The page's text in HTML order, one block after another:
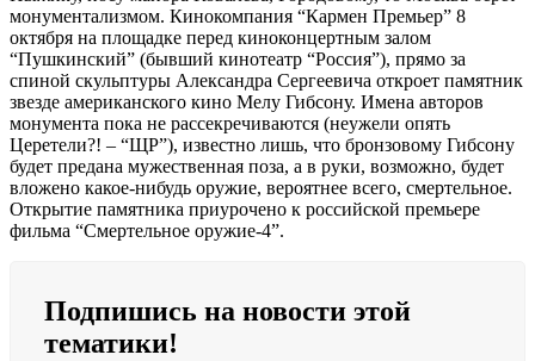
монументализмом. Кинокомпания “Кармен Премьер” 8
октября на площадке перед киноконцертным залом
“Пушкинский” (бывший кинотеатр “Россия”), прямо за
спиной скульптуры Александра Сергеевича откроет памятник
звезде американского кино Мелу Гибсону. Имена авторов
монумента пока не рассекречиваются (неужели опять
Церетели?! – “ЩР”), известно лишь, что бронзовому Гибсону
будет предана мужественная поза, а в руки, возможно, будет
вложено какое-нибудь оружие, вероятнее всего, смертельное.
Открытие памятника приурочено к российской премьере
фильма “Смертельное оружие-4”.
Подпишись на новости этой
тематики!